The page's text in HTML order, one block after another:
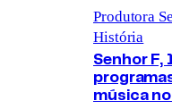
Produtora
História
Senhor F,
música